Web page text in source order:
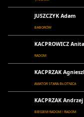
JUSZCZYK Adam
BABORÓW
KACPROWICZ Anita
RADOM
KACPRZAK
AMATOR STARA BŁOTNICA
KACPRZAK Andrzej
BIEGIEM RADOM ! RADOM